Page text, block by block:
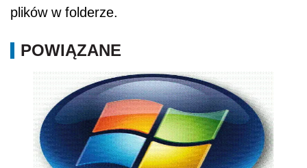
plików w folderze.
POWIĄZANE